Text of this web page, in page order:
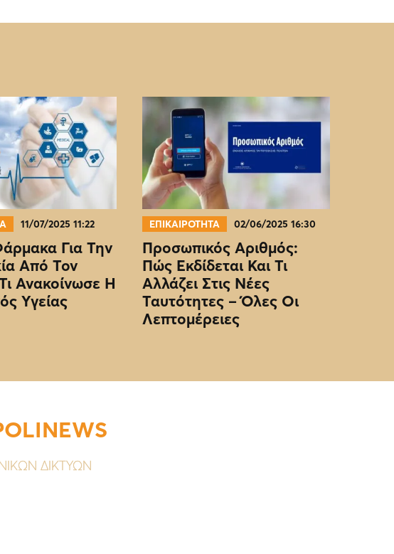
11/07/2025 11:22
Για Την
Από Τον
Ανακοίνωσε Η
Υγείας
ΕΠΙΚΑΙΡΟΤΗΤΑ 02/06/2025 16:30
Προσωπικός Αριθμός:
Πώς Εκδίδεται Και Τι
Αλλάζει Στις Νέες
Ταυτότητες – Όλες Οι
Λεπτομέρειες
ΔΙΚΤΥΩΝ